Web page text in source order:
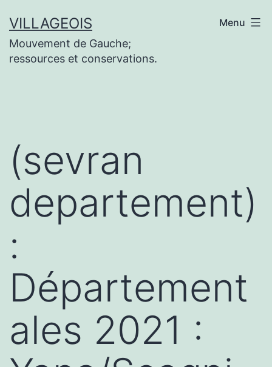
au
contenu
VILLAGEOIS
Mouvement de Gauche;
ressources et conservations.
Menu
(sevran
departement)
:
Département
ales 2021 :